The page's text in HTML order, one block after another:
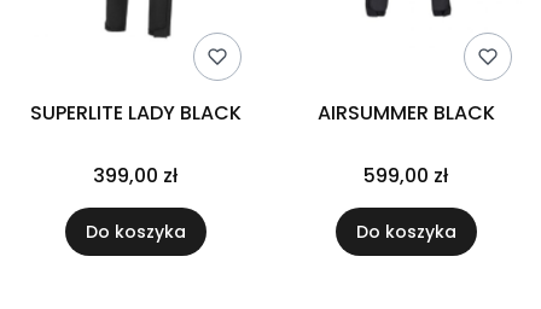
SUPERLITE LADY BLACK
399,00 zł
Do koszyka
AIRSUMMER BLACK
599,00 zł
Do koszyka